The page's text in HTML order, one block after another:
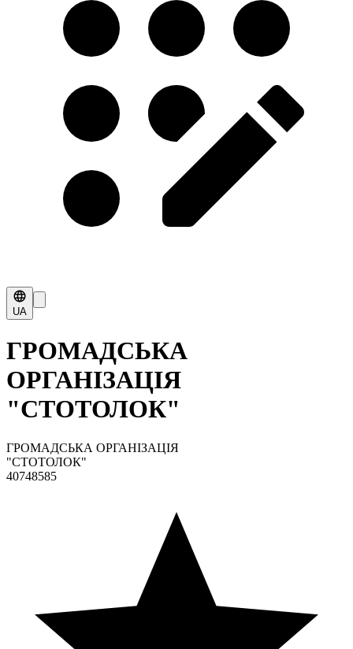
UA
ГРОМАДСЬКА
ОРГАНІЗАЦІЯ
"СТОТОЛОК"
ГРОМАДСЬКА ОРГАНІЗАЦІЯ
"СТОТОЛОК"
40748585